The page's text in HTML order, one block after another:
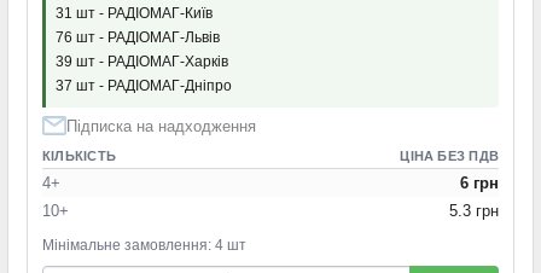
31 шт - РАДІОМАГ-Київ
76 шт - РАДІОМАГ-Львів
39 шт - РАДІОМАГ-Харків
37 шт - РАДІОМАГ-Дніпро
Підписка на надходження
КІЛЬКІСТЬ ЦІНА БЕЗ ПДВ
4+
6 грн
10+
5.3 грн
Мінімальне замовлення: 4 шт